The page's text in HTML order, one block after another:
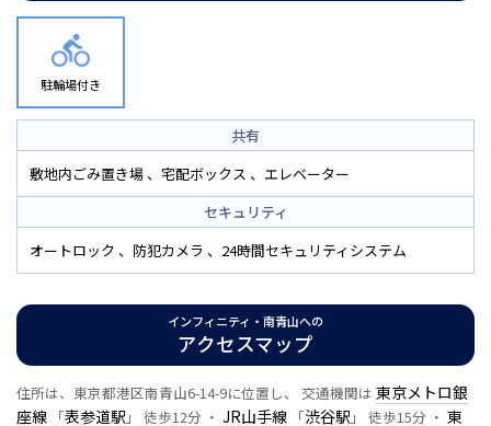
駐輪場付き
共有
敷地内ごみ置き場
宅配ボックス
エレベーター
セキュリティ
オートロック
防犯カメラ 24時間セキュリティシステム
インフィニティ・南青山への
アクセスマップ
住所は、東京都港区南青山6-14-9に位置し、 交通機関は 東京メトロ銀
座線 「表参道駅 」 徒歩12分 ・ JR山手線 「渋谷駅 」 徒歩15分 ・ 東